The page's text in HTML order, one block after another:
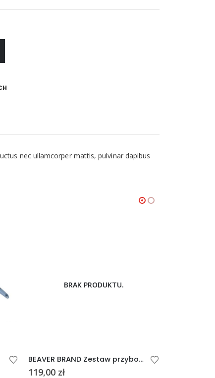
nec ullamcorper mattis, pulvinar dapibus
BRAK PRODUKTU.
BEAVER BRAND Zestaw przyborów kuchennych 7 el.
119,00 zł